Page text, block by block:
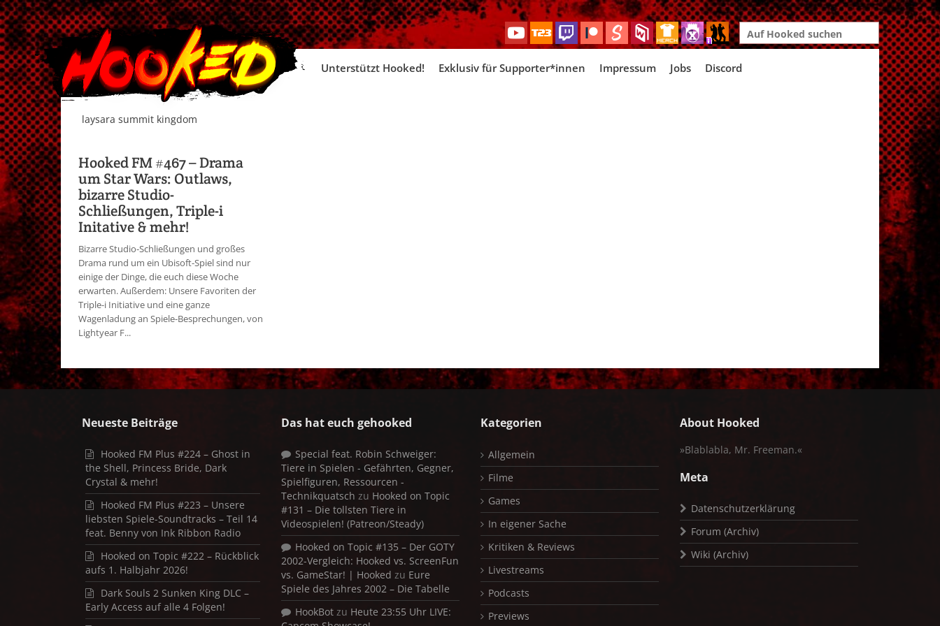
Search
for:
Skip
Unterstützt Hooked! Exklusiv für Supporter*innen Impressum Jobs Discord
laysara summit kingdom
Hooked FM #467 – Drama
um Star Wars: Outlaws,
bizarre Studio-
Schließungen, Triple-i
Initative & mehr!
Bizarre Studio-Schließungen und großes
Drama rund um ein Ubisoft-Spiel sind nur
einige der Dinge, die euch diese Woche
erwarten. Außerdem: Unsere Favoriten der
Triple-i Initiative und eine ganze
Wagenladung an Spiele-Besprechungen, von
Lightyear F...
Neueste Beiträge
Hooked FM Plus #224 – Ghost in
the Shell, Princess Bride, Dark
Crystal & mehr!
Hooked FM Plus #223 – Unsere
liebsten Spiele-Soundtracks – Teil 14
feat. Benny von Ink Ribbon Radio
Hooked on Topic #222 – Rückblick
aufs 1. Halbjahr 2026!
Dark Souls 2 Sunken King DLC –
Early Access auf alle 4 Folgen!
Das hat euch gehooked
Special feat. Robin Schweiger:
Tiere in Spielen - Gefährten, Gegner,
Spielfiguren, Ressourcen -
Technikquatsch zu Hooked on Topic
#131 – Die tollsten Tiere in
Videospielen! (Patreon/Steady)
Hooked on Topic #135 – Der GOTY
2002-Vergleich: Hooked vs. ScreenFun
vs. GameStar! | Hooked zu Eure
Spiele des Jahres 2002 – Die Tabelle
HookBot zu Heute 23:55 Uhr LIVE:
Kategorien
Allgemein
Filme
Games
In eigener Sache
Kritiken & Reviews
Livestreams
Podcasts
Previews
About Hooked
»Blablabla, Mr. Freeman.«
Meta
Datenschutzerklärung
Forum (Archiv)
Wiki (Archiv)